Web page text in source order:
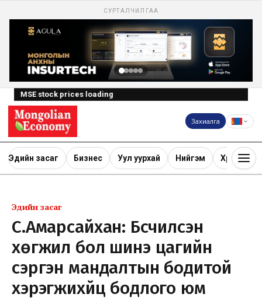
СУРТАЛЧИЛГАА
MSE stock prices loading
Захиалга
Эдийн засаг Бизнес Уул уурхай Нийгэм Хөрөнгө
Эдийн засаг
С.Амарсайхан: Бүсчилсэн
хөгжил бол шинэ цагийн
сэргэн мандалтын бодитой
хэрэгжихүйц бодлого юм